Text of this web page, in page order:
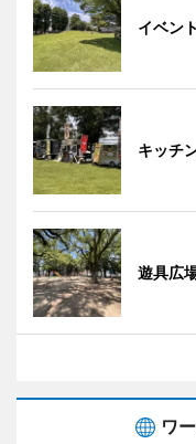
イベン
キッチ
遊具広
ワ